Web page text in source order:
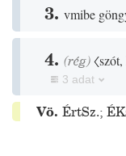
3. vmibe
4. (rég)
3 adat
Vö. ÉrtSz.;